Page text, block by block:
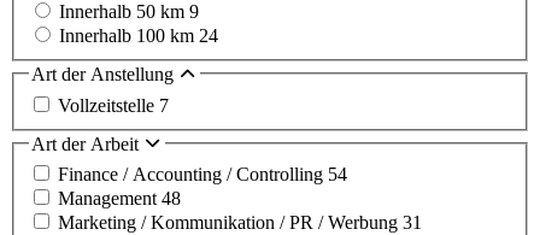
Innerhalb 50 km 9
Innerhalb 100 km 24
Art der Anstellung
Vollzeitstelle 7
Art der Arbeit
Finance / Accounting / Controlling 54
Management48
Marketing / Kommunikation / PR / Werbung 31